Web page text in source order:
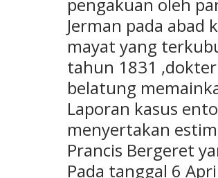
Jerman pada abad
mayat yang
tahun 1831
belatung
Laporan kasus
menyertakan
Prancis Bergeret
Pada tanggal 6